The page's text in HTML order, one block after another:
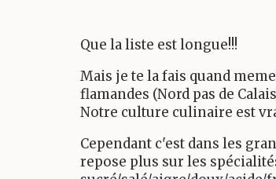
Que la liste est longue!!!
Mais je te la fais quand
flamandes (Nord pas de
Notre culture culinaire est
Cependant c'est dans les
repose plus sur les